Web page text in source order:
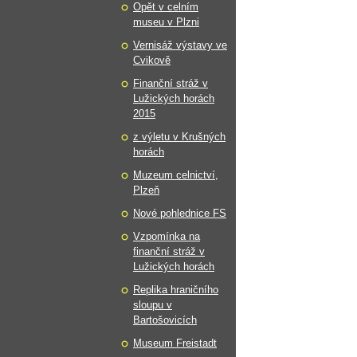
Opět v celním
museu v Plzni
Vernisáž výstavy ve
Cvikově
Finanční stráž v
Lužických horách
2015
z výletu v Krušných
horách
Muzeum celnictví,
Plzeň
Nové pohlednice FS
Vzpomínka na
finanční stráž v
Lužických horách
Replika hraničního
sloupu v
Bartošovicích
Museum Freistadt